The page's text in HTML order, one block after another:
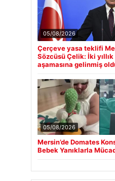
05/08/2026
Çerçeve yasa teklifi
Sözcüsü Çelik: İki
aşamasına gelinmiş
05/08/2026
Mersin’de Domates
Bebek Yanıklarla